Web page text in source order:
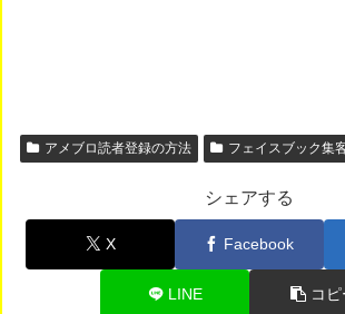
アメブロ読者登録の方法 フェイスブック集
シェアする
X Facebook
LINE コピ